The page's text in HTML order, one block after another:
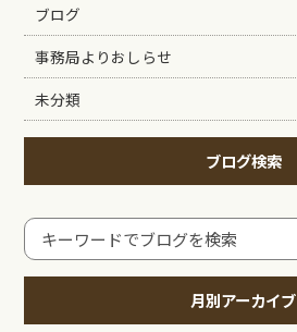
ブログ
事務局よりおしらせ
未分類
ブログ検索
月別アーカイブ